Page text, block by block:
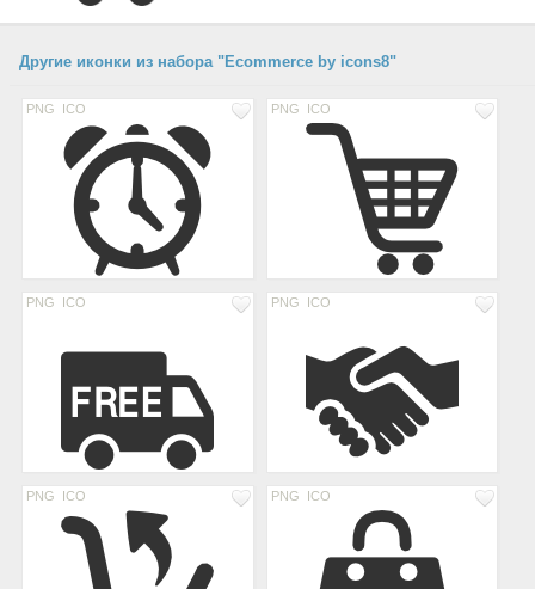
Другие иконки из набора "Ecommerce by icons8"
PNG ICO PNG ICO
PNG ICO PNG ICO
PNG ICO PNG ICO